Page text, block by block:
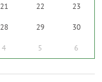
21 22 23
28 29 30
4 5 6